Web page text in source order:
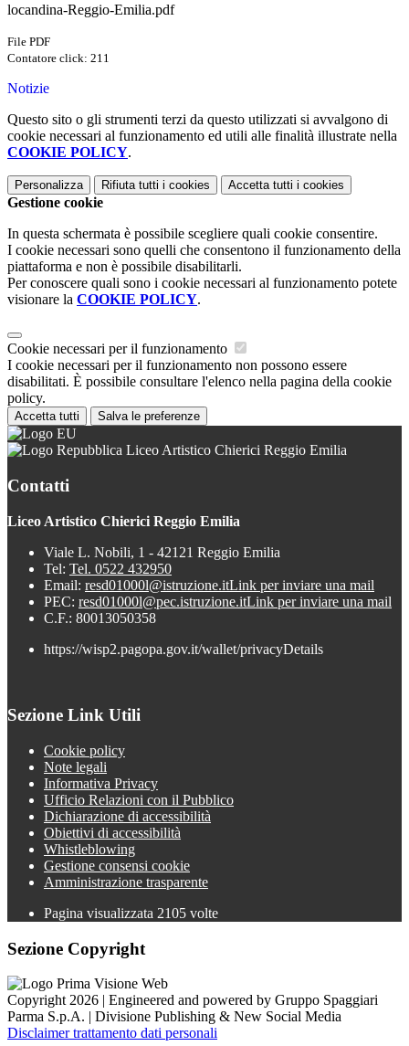
locandina-Reggio-Emilia.pdf
File PDF
Contatore click: 211
Notizie
Questo sito o gli strumenti terzi da questo utilizzati si avvalgono di
cookie necessari al funzionamento ed utili alle finalità illustrate nella
COOKIE POLICY.
Personalizza Rifiuta tutti i cookies Accetta tutti i cookies
Gestione cookie
In questa schermata è possibile scegliere quali cookie consentire.
I cookie necessari sono quelli che consentono il funzionamento della
piattaforma e non è possibile disabilitarli.
Per conoscere quali sono i cookie necessari al funzionamento potete
visionare la COOKIE POLICY.
Cookie necessari per il funzionamento
I cookie necessari per il funzionamento non possono essere
disabilitati. È possibile consultare l'elenco nella pagina della cookie
policy.
Accetta tutti Salva le preferenze
Liceo Artistico Chierici Reggio Emilia
Contatti
Liceo Artistico Chierici Reggio Emilia
Viale L. Nobili, 1 - 42121 Reggio Emilia
Tel: Tel. 0522 432950
Email: resd01000l@istruzione.itLink per inviare una mail
PEC: resd01000l@pec.istruzione.itLink per inviare una mail
C.F.: 80013050358
https://wisp2.pagopa.gov.it/wallet/privacyDetails
Sezione Link Utili
Cookie policy
Note legali
Informativa Privacy
Ufficio Relazioni con il Pubblico
Dichiarazione di accessibilità
Obiettivi di accessibilità
Whistleblowing
Gestione consensi cookie
Amministrazione trasparente
Pagina visualizzata 2105 volte
Sezione Copyright
Copyright 2026 | Engineered and powered by Gruppo Spaggiari
Parma S.p.A. | Divisione Publishing & New Social Media
Disclaimer trattamento dati personali